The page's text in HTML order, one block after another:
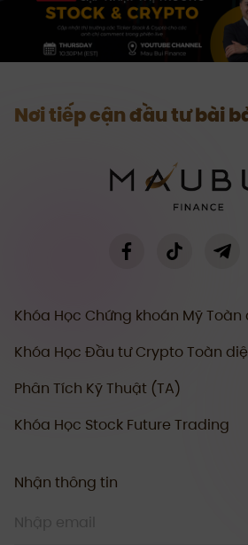
Nơi tiếp cận đầu tư bài
Khóa Học Chứng khoán Mỹ Toàn
Khóa Học Đầu tư Crypto Toàn
Phân Tích Kỹ Thuật (TA)
Khóa Học Stock Future Trading
Nhận thông tin